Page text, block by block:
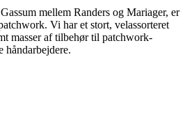
mellem Randers og Mariager, er
Vi har et stort, velassorteret
masser af tilbehør til patchwork-
håndarbejdere.